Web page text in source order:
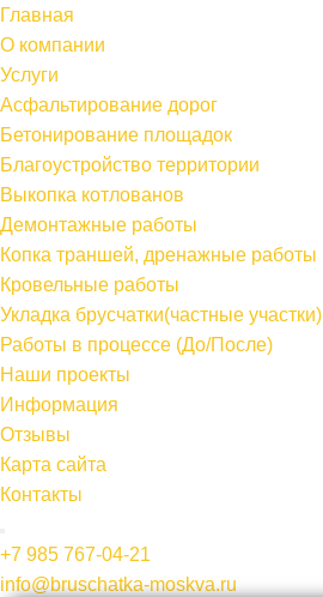
Главная
О компании
Услуги
Асфальтирование дорог
Бетонирование площадок
Благоустройство территории
Выкопка котлованов
Демонтажные работы
Копка траншей, дренажные работы
Кровельные работы
Укладка брусчатки(частные участки)
Работы в процессе (До/После)
Наши проекты
Информация
Отзывы
Карта сайта
Контакты
+7 985 767-04-21
info@bruschatka-moskva.ru